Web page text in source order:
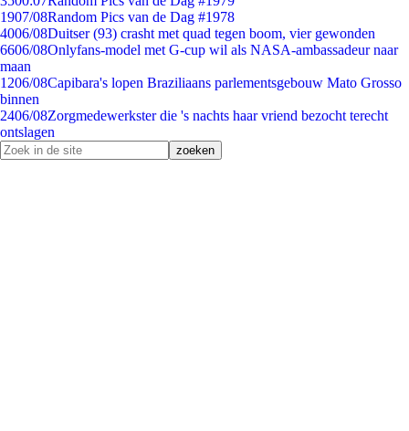
1907/08Random Pics van de Dag #1978
4006/08Duitser (93) crasht met quad tegen boom, vier gewonden
6606/08Onlyfans-model met G-cup wil als NASA-ambassadeur naar
maan
1206/08Capibara's lopen Braziliaans parlementsgebouw Mato Grosso
binnen
2406/08Zorgmedewerkster die 's nachts haar vriend bezocht terecht
ontslagen